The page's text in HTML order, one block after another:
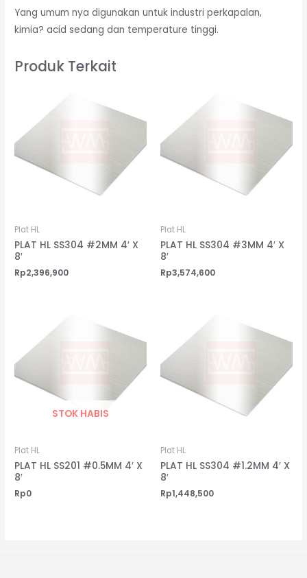
Yang umum nya digunakan untuk industri perkapalan,
kimia? acid sedang dan temperature tinggi.
Produk Terkait
Plat HL
PLAT HL SS304 #2MM 4′ X
8′
Rp2,396,900
Plat HL
PLAT HL SS304 #3MM 4′ X
8′
Rp3,574,600
STOK HABIS
Plat HL
PLAT HL SS201 #0.5MM 4′ X
8′
Rp0
Plat HL
PLAT HL SS304 #1.2MM 4′ X
8′
Rp1,448,500